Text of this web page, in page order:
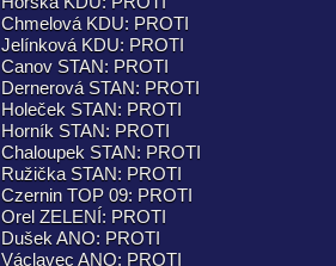
Chmelová KDU: PROTI
Jelínková KDU: PROTI
Canov STAN: PROTI
Dernerová STAN: PROTI
Holeček STAN: PROTI
Horník STAN: PROTI
Chaloupek STAN: PROTI
Ružička STAN: PROTI
Czernin TOP 09: PROTI
Orel ZELENÍ: PROTI
Dušek ANO: PROTI
Václavec ANO: PROTI